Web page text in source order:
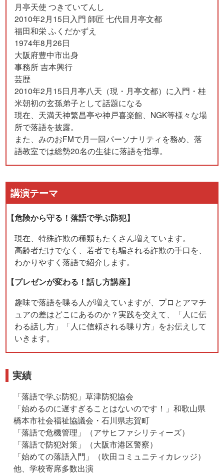
月亭天使 つきていてんし
2010年2月15日入門 師匠 七代目月亭文都
福田和栄 ふくだかずえ
1974年8月26日
大阪府豊中市出身
事務所 吉本興行
芸歴
2010年2月15日月亭八天（現・月亭文都）に入門・桂
米朝初の玄孫弟子として話題になる
現在、天満天神繁昌亭や神戸喜楽館、NGK等様々な場
所で落語を披露。
また、みのおFMで月一回パーソナリティを務め、落
語教室では総勢20名の生徒に落語を指導。
講演テーマ
【危険から守る！落語で学ぶ防犯】
現在、特殊詐欺の種類もたくさん増えています。
高齢者だけでなく、若者でも騙される詐欺の手口を、
わかりやすく落語で紹介します。
【プレゼンが変わる！話し方講座】
趣味で落語を喋る人が増えていますが、プロとアマチ
ュアの差はどこにあるのか？実践を交えて、「人に伝
わる話し方」「人に信頼される喋り方」をお伝えして
いきます。
実績
「落語で学ぶ防犯」草津防犯協会
「始めるのに遅すぎることはないのです！」和歌山県
橋本市社会福祉協議会・石川県志賀町
「落語で危機管理」（アサヒファシリティーズ）
「落語で防犯対策」（大阪市港区警察）
「始めての落語入門」（吹田コミュニティカレッジ）
他、学校寄席多数出演